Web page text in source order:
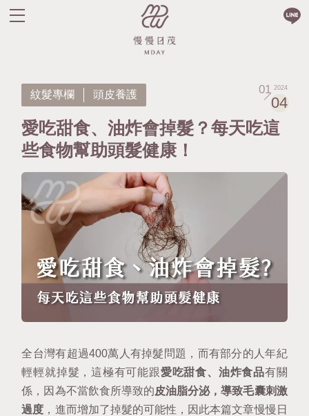
紋髮專欄 頭皮養護
愛吃甜食、油炸會掉髮？每天吃這
些食物幫助頭髮健康！
01
04
2024
全台灣有超過400萬人有掉髮問題，而有部分的人年紀
輕輕就掉髮，這極有可能跟愛吃甜食、油炸食品有關
係，因為不當飲食所導致的皮油脂分泌，導致毛囊刺激
過度 ，進而增加了掉髮的可能性，因此本篇文章慢慢日